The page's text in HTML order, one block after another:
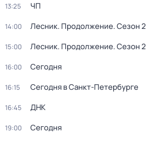
13:25 ЧП
14:00 Лесник. Продолжение. Сезон 2
15:00 Лесник. Продолжение. Сезон 2
16:00 Сегодня
16:15 Сегодня в Санкт-Петербурге
16:45 ДНК
19:00 Сегодня